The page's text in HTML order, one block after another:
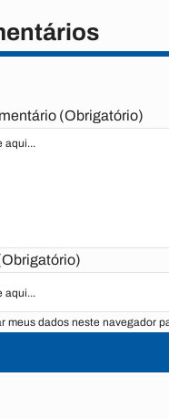
(Obrigatório)
meus dados neste navegador